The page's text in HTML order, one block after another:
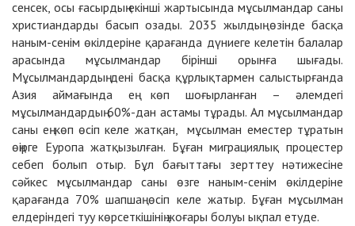
сенсек, осы ғасырдың екінші жартысында мұсылмандар саны
христиандарды басып озады. 2035 жылдың өзінде басқа
наным-сенім өкілдеріне қарағанда дүниеге келетін балалар
арасында мұсылмандар бірінші орынға шығады.
Мұсылмандардың дені басқа құрлықтармен салыстырғанда
Азия аймағында ең көп шоғырланған – әлемдегі
мұсылмандардың 60%-дан астамы тұрады. Ал мұсылмандар
саны ең көп өсіп келе жатқан, мұсылман еместер тұратын
өңірге Еуропа жатқызылған. Бұған миграциялық процестер
себеп болып отыр. Бұл бағыттағы зерттеу нәтижесіне
сәйкес мұсылмандар саны өзге наным-сенім өкілдеріне
қарағанда 70% шапшаң өсіп келе жатыр. Бұған мұсылман
елдеріндегі туу көрсеткішінің жоғары болуы ықпал етуде.